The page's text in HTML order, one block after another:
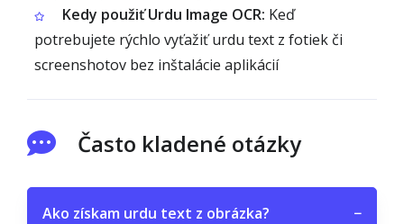
Kedy použiť Urdu Image OCR: Keď
potrebujete rýchlo vyťažiť urdu text z fotiek či
screenshotov bez inštalácie aplikácií
Často kladené otázky
Ako získam urdu text z obrázka? −